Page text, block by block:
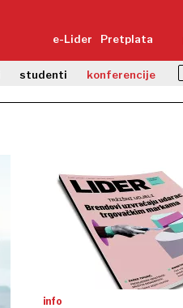
e-Lider Pretplata
studenti konferencije
info